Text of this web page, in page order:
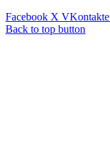
Facebook X VKontakte
Back to top button